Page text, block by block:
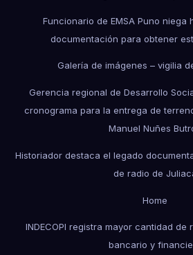
Funcionario de EMSA Puno niega
documentación para obtener
Galería de imágenes – vigilia
Gerencia regional de Desarrollo
cronograma para la entrega de
Manuel Nuñes
Historiador destaca el legado
de radio de
Home
INDECOPI registra mayor cantidad
bancario y